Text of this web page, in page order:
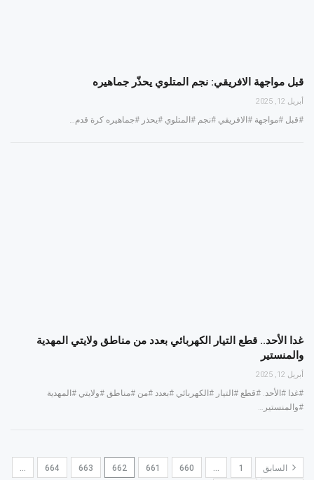
قبل مواجهة الافريقي: نجم المتلوي يحذّر جماهيره
أبريل 12, 2025
#قبل #مواجهة #الافريقي #نجم #المتلوي #يحذر #جماهيره كرة قدم…
غدا الأحد.. قطع التيار الكهربائي بعدد من مناطق ولايتي المهدية
والمنستير
أبريل 12, 2025
#غدا #الأحد. #قطع #التيار #الكهربائي #بعدد #من #مناطق #ولايتي #المهدية
#والمنستير…
السابق 1
…
660
661
662
663
664
…